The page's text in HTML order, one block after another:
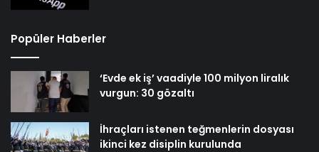
Popüler Haberler
‘Evde ek iş’ vaadiyle 100 milyon liralık
vurgun: 30 gözaltı
İhraçları istenen teğmenlerin dosyası
ikinci kez disiplin kurulunda